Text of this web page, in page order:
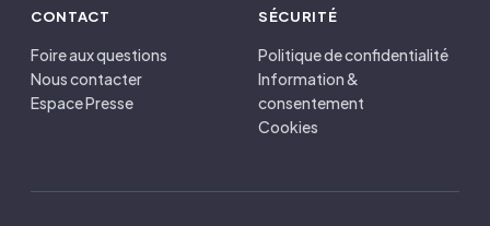
CONTACT
Foire aux questions
Nous contacter
Espace Presse
SÉCURITÉ
Politique de confidentialité
Information &
consentement
Cookies